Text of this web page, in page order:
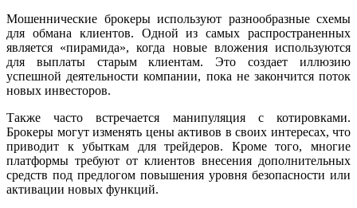
Мошеннические брокеры используют разнообразные схемы
для обмана клиентов. Одной из самых распространенных
является «пирамида», когда новые вложения используются
для выплаты старым клиентам. Это создает иллюзию
успешной деятельности компании, пока не закончится поток
новых инвесторов.
Также часто встречается манипуляция с котировками.
Брокеры могут изменять цены активов в своих интересах, что
приводит к убыткам для трейдеров. Кроме того, многие
платформы требуют от клиентов внесения дополнительных
средств под предлогом повышения уровня безопасности или
активации новых функций.